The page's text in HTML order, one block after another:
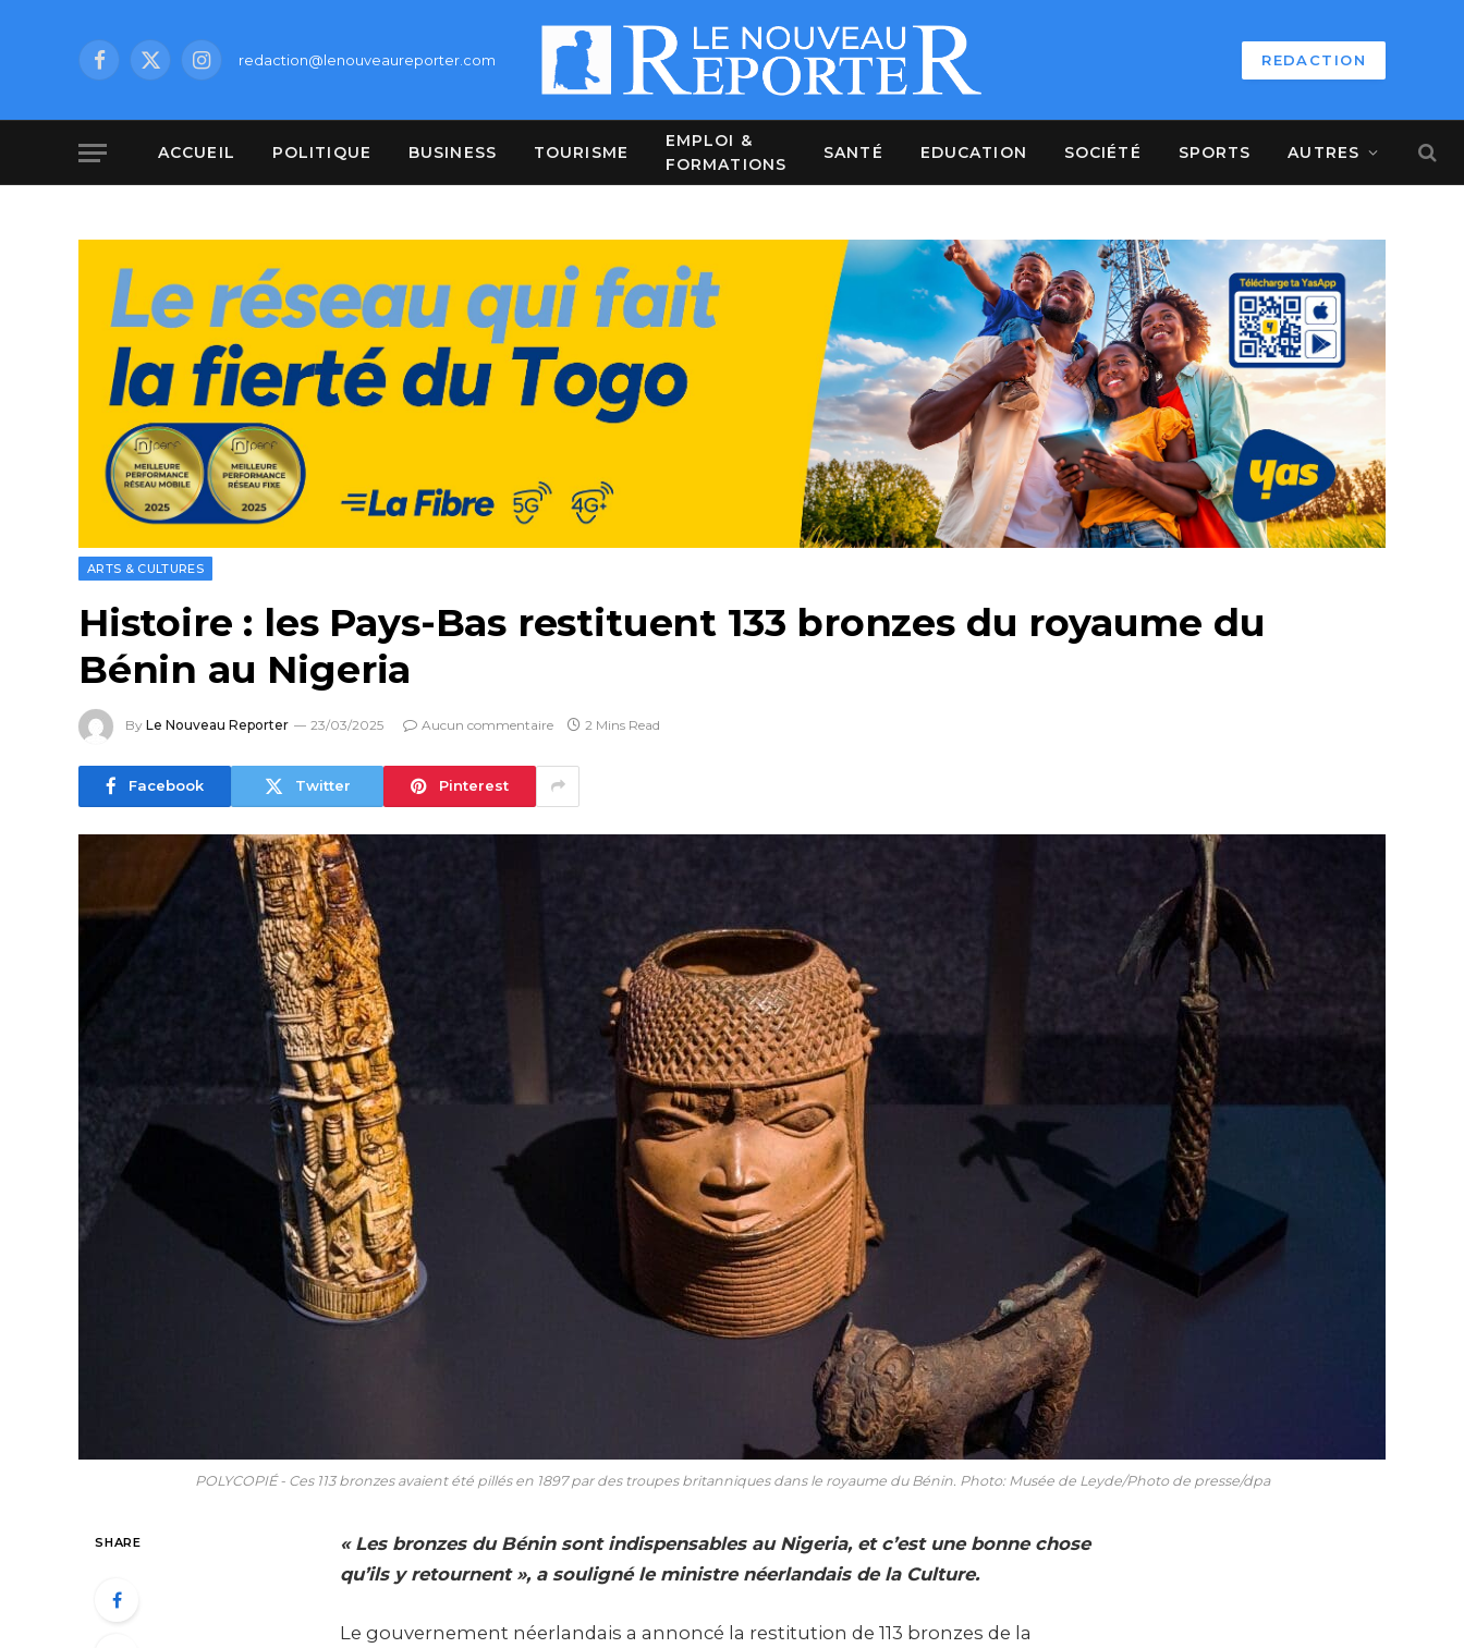
Facebook
X
Instagramredaction@lenouveaureporter.com REDACTION
ACCUEIL POLITIQUE BUSINESS TOURISME
EMPLOI &
FORMATIONS
SANTÉ EDUCATION SOCIÉTÉ SPORTS AUTRES
ARTS & CULTURES
Histoire : les Pays-Bas restituent 133 bronzes du royaume du
Bénin au Nigeria
By Le Nouveau Reporter 23/03/2025 Aucun commentaire 2 Mins Read
Facebook Twitter Pinterest
POLYCOPIÉ - Ces 113 bronzes avaient été pillés en 1897 par des troupes britanniques dans le royaume du Bénin. Photo: Musée de Leyde/Photo de presse/dpa
SHARE
« Les bronzes du Bénin sont indispensables au Nigeria, et c’est une bonne chose
qu’ils y retournent », a souligné le ministre néerlandais de la Culture.
Le gouvernement néerlandais a annoncé la restitution de 113 bronzes de la